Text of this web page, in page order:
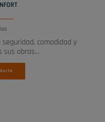
comodidad y
sus obras…